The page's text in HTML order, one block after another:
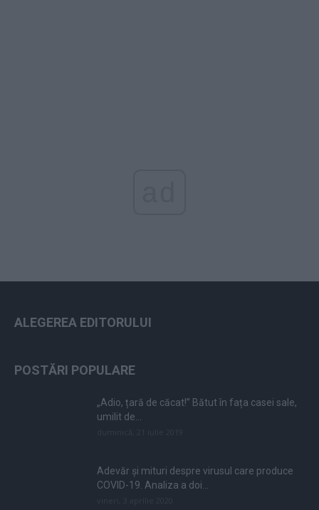
ALEGEREA EDITORULUI
POSTĂRI POPULARE
„Adio, țară de căcat!” Bătut în fața casei sale,
umilit de...
Adevăr și mituri despre virusul care produce
COVID-19. Analiza a doi...